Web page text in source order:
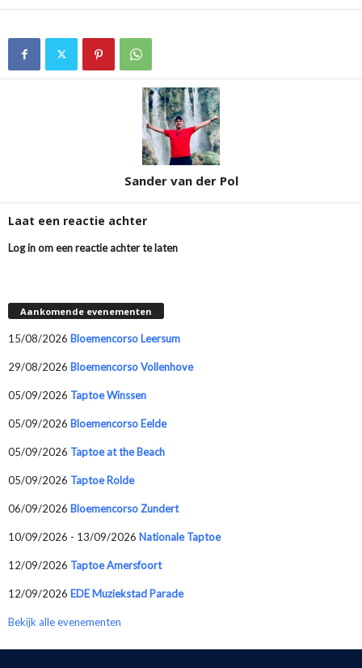
Sander van der Pol
Laat een reactie achter
Log in om een reactie achter te laten
Aankomende evenementen
15/08/2026 Bloemencorso Leersum
29/08/2026 Bloemencorso Vollenhove
05/09/2026 Taptoe Winssen
05/09/2026 Bloemencorso Eelde
05/09/2026 Taptoe at the Beach
05/09/2026 Taptoe Rolde
06/09/2026 Bloemencorso Zundert
10/09/2026 - 13/09/2026 Nationale Taptoe
12/09/2026 Taptoe Amersfoort
12/09/2026 EDE Muziekstad Parade
Bekijk alle evenementen